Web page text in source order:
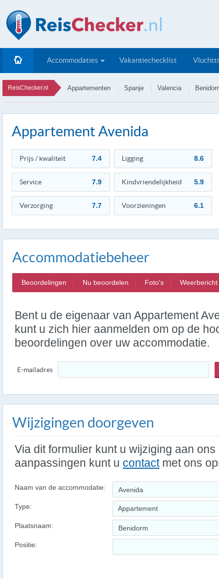
Accommodaties Vakantiechecklist
ReisChecker.nl Appartementen Spanje Valencia
Appartement Avenida
Prijs / kwaliteit 7.4 Ligging 8.6
Service 7.9 Kindvriendelijkheid 5.9
Verzorging 7.7 Voorzieningen 6.1
Accommodatiebeheer
Beoordelingen Nu beoordelen Foto's Weerbericht
Bent u de eigenaar van Appartement
kunt u zich hier aanmelden om op de
beoordelingen over uw accommodatie.
E-mailadres
Wijzigingen doorgeven
Via dit formulier kunt u wijziging aan
aanpassingen kunt u contactmet ons
Naam van de accommodatie:
Type: Appartement
Plaatsnaam:
Positie: